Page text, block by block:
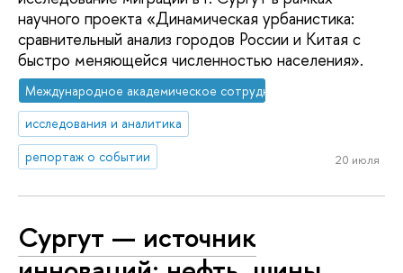
научного проекта «Динамическая урбанистика:
сравнительный анализ городов России и Китая с
быстро меняющейся численностью населения».
Международное академическое сотрудничество
исследования и аналитика
репортаж о событии
20 июля
Сургут — источник